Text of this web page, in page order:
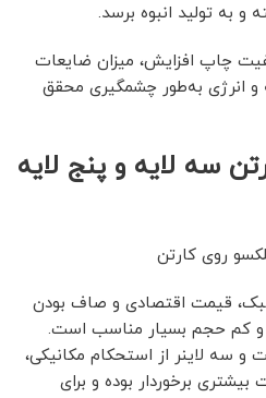
به تولید انبوه برسد.
چاپ افزایش، میزان ضایعات
انرژی به‌طور چشمگیری محقق
سه لایه و پنج لایه
قیمت اقتصادی و صاف بودن
کم ‌حجم بسیار مناسب است.
و سه لاینر از استحکام مکانیکی،
برخوردار بوده و برای